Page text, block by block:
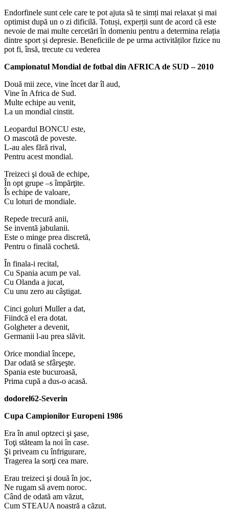
Endorfinele sunt cele care te pot ajuta să te simți mai relaxat și mai
optimist după un o zi dificilă. Totuși, experții sunt de acord că este
nevoie de mai multe cercetări în domeniu pentru a determina relația
dintre sport și depresie. Beneficiile de pe urma activităților fizice nu
pot fi, însă, trecute cu vederea
Campionatul Mondial de fotbal din AFRICA de SUD – 2010
Două mii zece, vine încet dar îl aud,
Vine în Africa de Sud.
Multe echipe au venit,
La un mondial cinstit.
Leopardul BONCU este,
O mascotă de poveste.
L-au ales fără rival,
Pentru acest mondial.
Treizeci şi două de echipe,
În opt grupe –s împărţite.
Îs echipe de valoare,
Cu loturi de mondiale.
Repede trecură anii,
Se inventă jabulanii.
Este o minge prea discretă,
Pentru o finală cochetă.
În finala-i recital,
Cu Spania acum pe val.
Cu Olanda a jucat,
Cu unu zero au câştigat.
Cinci goluri Muller a dat,
Fiindcă el era dotat.
Golgheter a devenit,
Germanii l-au prea slăvit.
Orice mondial începe,
Dar odată se sfârşeşte.
Spania este bucuroasă,
Prima cupă a dus-o acasă.
dodorel62-Severin
Cupa Campionilor Europeni 1986
Era în anul optzeci şi şase,
Toţi stăteam la noi în case.
Şi priveam cu înfrigurare,
Tragerea la sorţi cea mare.
Erau treizeci şi două în joc,
Ne rugam să avem noroc.
Când de odată am văzut,
Cum STEAUA noastră a căzut.